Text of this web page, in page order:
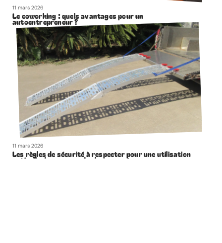
11 mars 2026
Le coworking : quels avantages pour un
autoentrepreneur ?
11 mars 2026
Les règles de sécurité à respecter pour une utilisation
optimale des rampes de chargement